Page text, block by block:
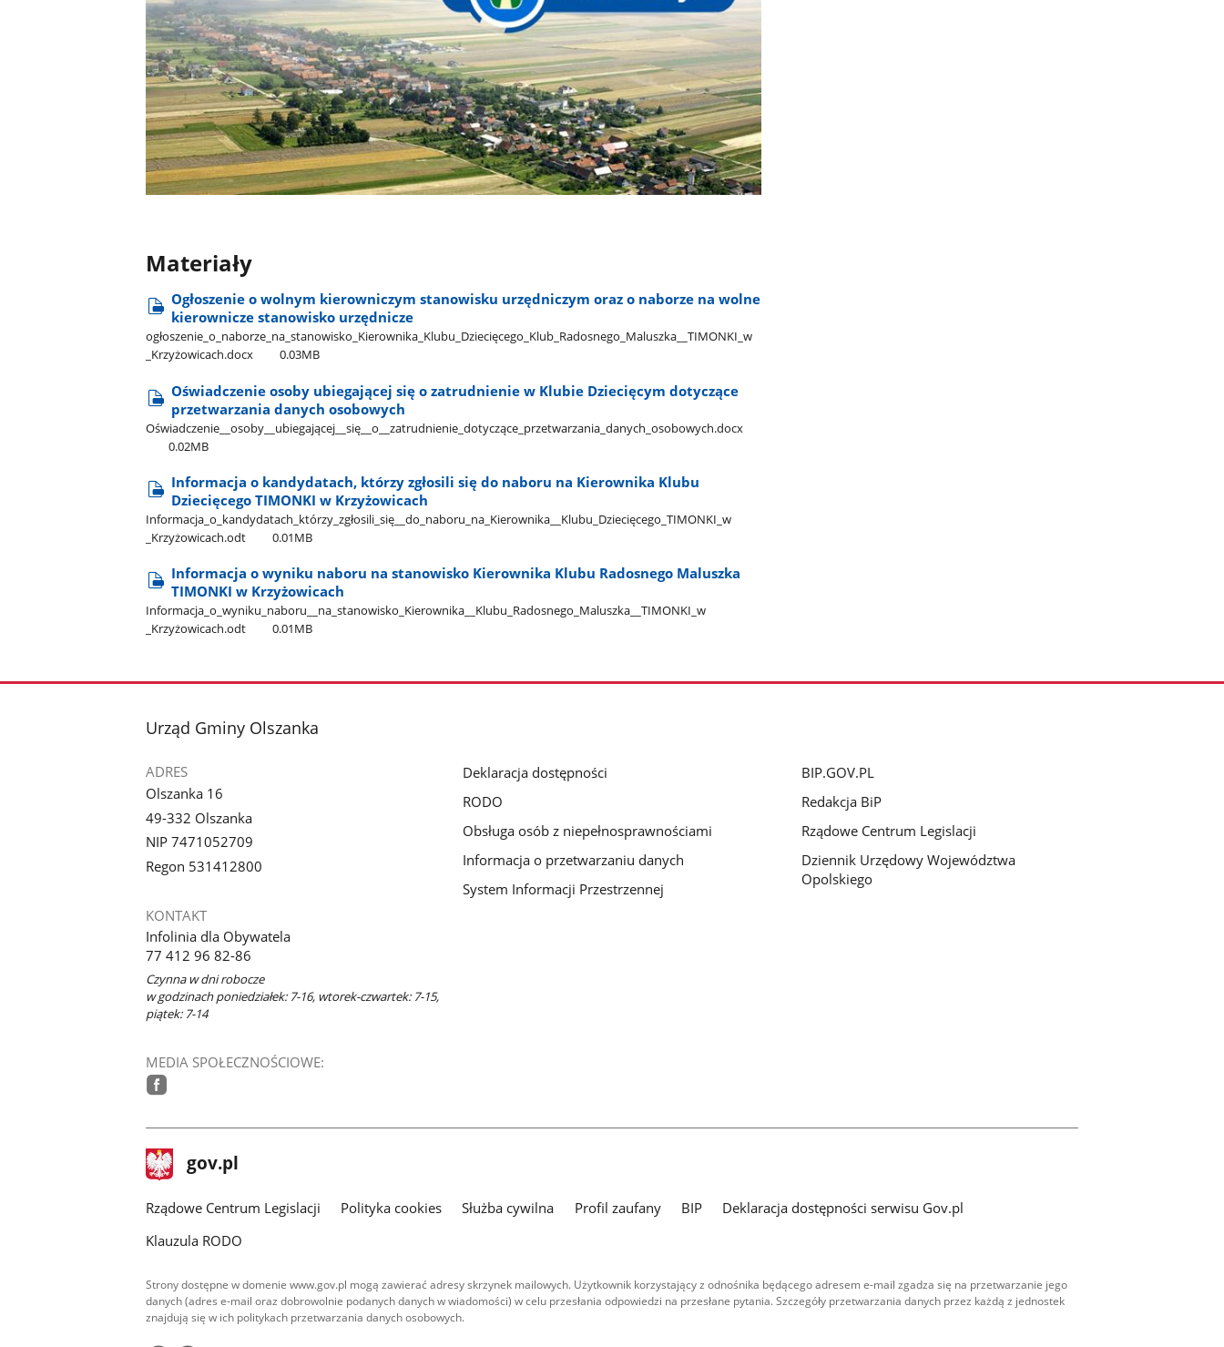
Materiały
Ogłoszenie o wolnym kierowniczym stanowisku urzędniczym oraz o naborze na wolne
kierownicze stanowisko urzędnicze
ogłoszenie​_o​_naborze​_na​_stanowisko​_Kierownika​_Klubu​_Dziecięcego​_Klub​_Radosnego​_Maluszka​_​_TIMONKI​_w​
_Krzyżowicach.docx
0.03MB
Oświadczenie osoby ubiegającej się o zatrudnienie w Klubie Dziecięcym dotyczące
przetwarzania danych osobowych
Oświadczenie​_​_osoby​_​_ubiegającej​_​_się​_​_o​_​_zatrudnienie​_dotyczące​_przetwarzania​_danych​_osobowych.docx
0.02MB
Informacja o kandydatach, którzy zgłosili się do naboru na Kierownika Klubu
Dziecięcego TIMONKI w Krzyżowicach
Informacja​_o​_kandydatach​_którzy​_zgłosili​_się​_​_do​_naboru​_na​_Kierownika​_​_Klubu​_Dziecięcego​_TIMONKI​_w​
_Krzyżowicach.odt
0.01MB
Informacja o wyniku naboru na stanowisko Kierownika Klubu Radosnego Maluszka
TIMONKI w Krzyżowicach
Informacja​_o​_wyniku​_naboru​_​_na​_stanowisko​_Kierownika​_​_Klubu​_Radosnego​_Maluszka​_​_TIMONKI​_w​
_Krzyżowicach.odt
0.01MB
stopka
Urząd Gminy Olszanka
ADRES
Olszanka 16
49-332 Olszanka
NIP 7471052709
Regon 531412800
KONTAKT
Infolinia dla Obywatela
77 412 96 82-86
Czynna w dni robocze
w godzinach poniedziałek: 7-16, wtorek-czwartek: 7-15,
piątek: 7-14
MEDIA SPOŁECZNOŚCIOWE:
Deklaracja dostępności
RODO
Obsługa osób z niepełnosprawnościami
Informacja o przetwarzaniu danych
System Informacji Przestrzennej
BIP.GOV.PL
Redakcja BiP
Rządowe Centrum Legislacji
Dziennik Urzędowy Województwa
Opolskiego
stopka
gov.pl Strona
gov.pl
Rządowe Centrum Legislacji Polityka cookies Służba cywilna Profil zaufany BIP
Deklaracja dostępności serwisu Gov.pl
Klauzula RODO
Strony dostępne w domenie www.gov.pl mogą zawierać adresy skrzynek mailowych. Użytkownik korzystający z odnośnika będącego adresem e-mail zgadza się na przetwarzanie jego
danych (adres e-mail oraz dobrowolnie podanych danych w wiadomości) w celu przesłania odpowiedzi na przesłane pytania. Szczegóły przetwarzania danych przez każdą z jednostek
znajdują się w ich politykach przetwarzania danych osobowych.